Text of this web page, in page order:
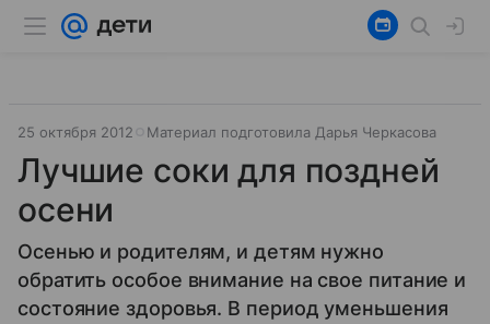
25 октября 2012 Материал подготовила Дарья Черкасова
Лучшие соки для поздней
осени
Осенью и родителям, и детям нужно
обратить особое внимание на свое питание и
состояние здоровья. В период уменьшения